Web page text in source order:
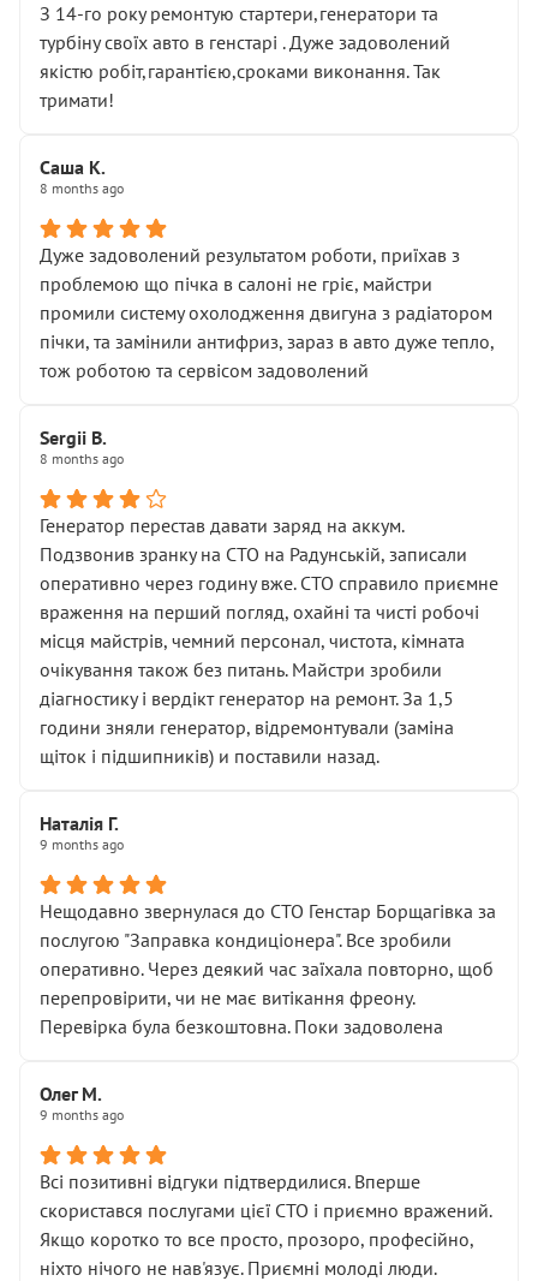
З 14-го року ремонтую стартери,генератори та
турбіну своїх авто в генстарі . Дуже задоволений
якістю робіт,гарантією,сроками виконання. Так
тримати!
Саша К.
8 months ago
Дуже задоволений результатом роботи, приїхав з
проблемою що пічка в салоні не гріє, майстри
промили систему охолодження двигуна з радіатором
пічки, та замінили антифриз, зараз в авто дуже тепло,
тож роботою та сервісом задоволений
Sergii B.
8 months ago
Генератор перестав давати заряд на аккум.
Подзвонив зранку на СТО на Радунській, записали
оперативно через годину вже. СТО справило приємне
враження на перший погляд, охайні та чисті робочі
місця майстрів, чемний персонал, чистота, кімната
очікування також без питань. Майстри зробили
діагностику і вердікт генератор на ремонт. За 1,5
години зняли генератор, відремонтували (заміна
щіток і підшипників) и поставили назад.
Наталія Г.
9 months ago
Нещодавно звернулася до СТО Генстар Борщагівка за
послугою "Заправка кондиціонера". Все зробили
оперативно. Через деякий час заїхала повторно, щоб
перепровірити, чи не має витікання фреону.
Перевірка була безкоштовна. Поки задоволена
Олег М.
9 months ago
Всі позитивні відгуки підтвердилися. Вперше
скористався послугами цієї СТО і приємно вражений.
Якщо коротко то все просто, прозоро, професійно,
ніхто нічого не нав'язує. Приємні молоді люди.